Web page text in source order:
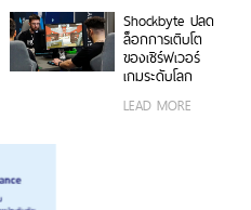
สมนาคุณสุดคุ้ม
ค่า!
สวยทั้งภาพและ
วิดีโอ พร้อม
ดีไซน์ดวงดาว 3
มิติ ครั้งแรกใน
Shockbyte ปลด
ล็อกการเติบโต
ของเซิร์ฟเวอร์
เกมระดับโลก
เซิร์ฟเวอร์
LEAD MORE